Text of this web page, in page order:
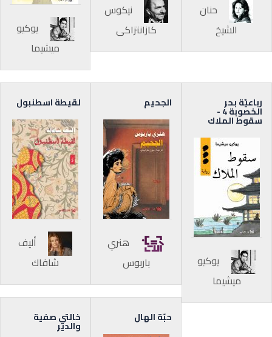
حنان
الشيخ
نيكوس
كازانتزاكي
يوكيو
ميشيما
رباعيّة بحر
الخصوبة 4 -
سقوط الملاك
يوكيو
ميشيما
الجحيم
هنري
باربوس
لقيطة اسطنبول
أليف
شافاك
حبّة الهال خالتي صفية
والدير